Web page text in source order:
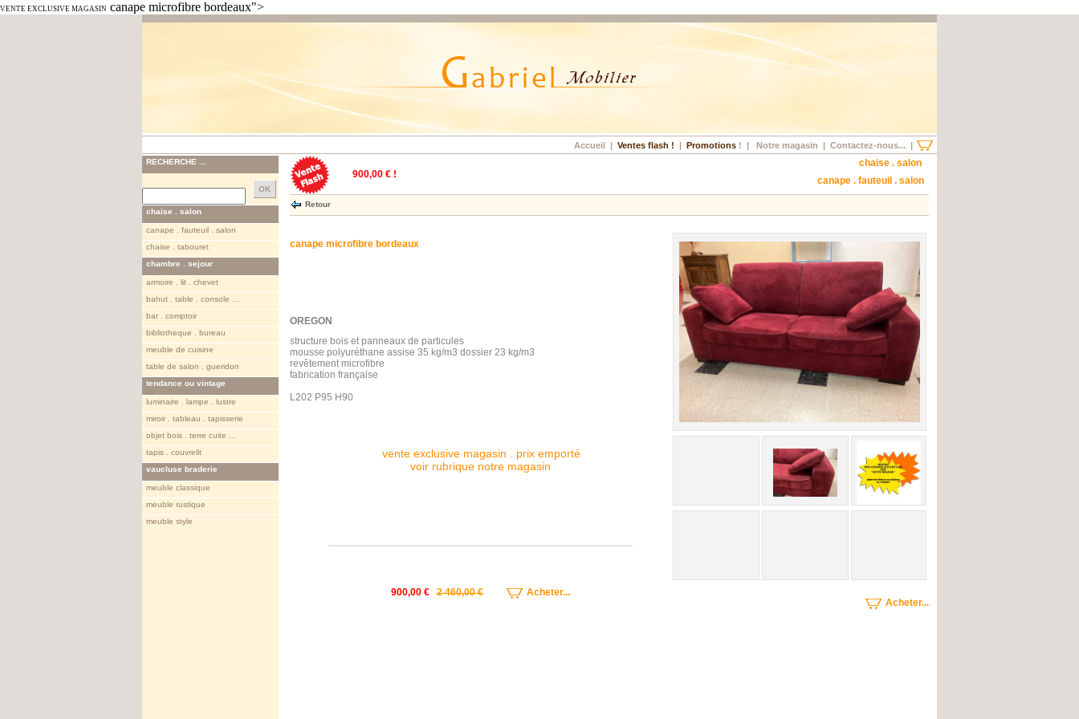
VENTE EXCLUSIVE MAGASIN canape microfibre bordeaux">
Accueil | Ventes flash ! | Promotions ! | Notre magasin | Contactez-nous... |
RECHERCHE ...
chaise . salon
canape . fauteuil . salon
chaise . tabouret
chambre . sejour
armoire . lit . chevet
bahut . table . console ...
bar . comptoir
bibliotheque . bureau
meuble de cuisine
table de salon . gueridon
tendance ou vintage
luminaire . lampe . lustre
miroir . tableau . tapisserie
objet bois . terre cuite ...
tapis . couvrelit
vaucluse braderie
meuble classique
meuble rustique
meuble style
900,00 € !
chaise . salon
canape . fauteuil . salon
Retour
canape microfibre bordeaux
OREGON
structure bois et panneaux de particules
mousse polyuréthane assise 35 kg/m3 dossier 23 kg/m3
revêtement microfibre
fabrication française
L202 P95 H90
vente exclusive magasin . prix emporté
voir rubrique notre magasin
900,00 € 2 460,00 €
Acheter...
Acheter...